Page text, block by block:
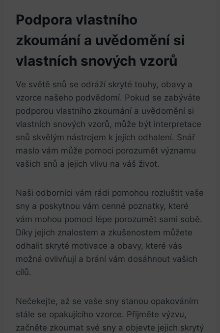
Podpora vlastního
zkoumání a uvědomění si
vlastních snových vzorů
Ve světě snů se odráží skryté touhy, obavy a
‍vzorce našeho ⁣podvědomí. ‌Pokud se zabýváte
podporou vlastního zkoumání ‍a uvědomění si
vlastních snových vzorů, může být interpretace
snů skvělým nástrojem k ⁤jejich odhalení. ⁢Snář
⁣maslo vám může pomoci‍ porozumět ‍významu
vašich snů a jejich ⁣vlivu na váš život.
Naši odborníci⁢ vám ​rádi ‍pomohou ⁢rozluštit vaše
sny a poskytnou vám cenné poznatky, které‌
vám mohou pomoci lépe porozumět sami sobě.
Díky jejich znalostem ​a zkušenostem můžete
odhalit⁤ skryté motivace a obavy, které vás
možná ovlivňují a ‍brání‍ vám dosáhnout vašich ​
cílů.
Nečekejte, až se vaše sny stanou opakováním
stále⁣ se opakujícího vzorce. Přijměte⁤ výzvu,⁤
začněte‌ zkoumat své⁤ sny a objevte jejich skrytý